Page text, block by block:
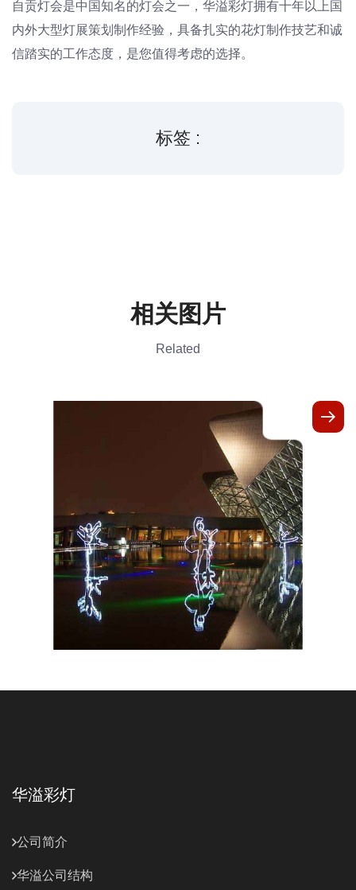
自贡灯会是中国知名的灯会之一，华溢彩灯拥有十年以上国
内外大型灯展策划制作经验，具备扎实的花灯制作技艺和诚
信踏实的工作态度，是您值得考虑的选择。
标签 :
相关图片
Related
华溢彩灯
公司简介
华溢公司结构